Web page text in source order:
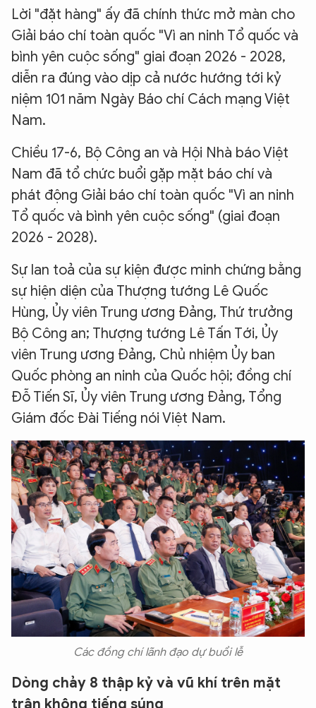
Lời "đặt hàng" ấy đã chính thức mở màn cho
Giải báo chí toàn quốc "Vì an ninh Tổ quốc và
bình yên cuộc sống" giai đoạn 2026 - 2028,
diễn ra đúng vào dịp cả nước hướng tới kỷ
niệm 101 năm Ngày Báo chí Cách mạng Việt
Nam.
Chiều 17-6, Bộ Công an và Hội Nhà báo Việt
Nam đã tổ chức buổi gặp mặt báo chí và
phát động Giải báo chí toàn quốc "Vì an ninh
Tổ quốc và bình yên cuộc sống" (giai đoạn
2026 - 2028).
Sự lan toả của sự kiện được minh chứng bằng
sự hiện diện của Thượng tướng Lê Quốc
Hùng, Ủy viên Trung ương Đảng, Thứ trưởng
Bộ Công an; Thượng tướng Lê Tấn Tới, Ủy
viên Trung ương Đảng, Chủ nhiệm Ủy ban
Quốc phòng an ninh của Quốc hội; đồng chí
Đỗ Tiến Sĩ, Ủy viên Trung ương Đảng, Tổng
Giám đốc Đài Tiếng nói Việt Nam.
Các đồng chí lãnh đạo dự buổi lễ
Dòng chảy 8 thập kỷ và vũ khí trên mặt
trận không tiếng súng